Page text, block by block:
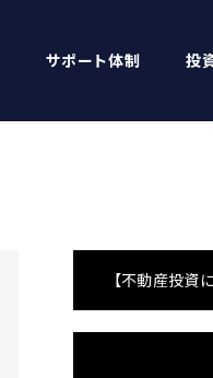
サポート体制 投
【不動産投資